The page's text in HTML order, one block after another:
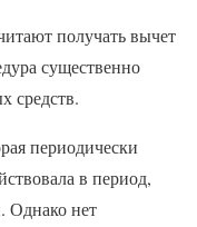
получать вычет
существенно
средств.
периодически
в период,
Однако нет